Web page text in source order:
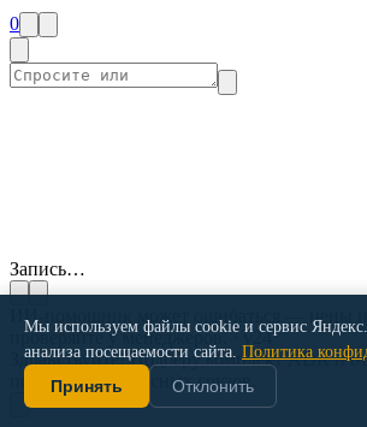
Мы используем файлы cookie и сервис
анализа посещаемости сайта. Политика
Принять
Отклонить
0
Запись…
ИИ-помощник может ошибаться — цены и
проверяйте у менеджеров. · v24
Здравствуйте! Подберу комплект ADR и
по перевозке опасных грузов.